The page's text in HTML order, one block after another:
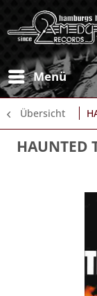
Menü
Übersicht
HAUNTED